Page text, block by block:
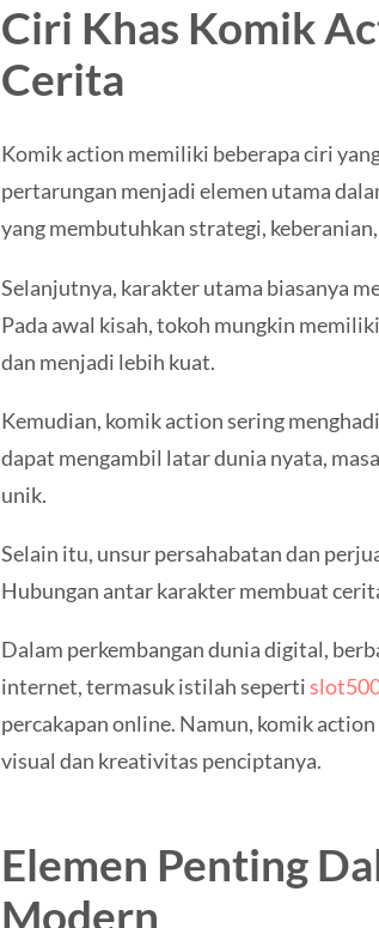
Ciri Khas Komik
Cerita
Komik action memiliki beberapa ciri
pertarungan menjadi elemen utama
yang membutuhkan strategi,
Selanjutnya, karakter utama biasanya
Pada awal kisah, tokoh mungkin
dan menjadi lebih kuat.
Kemudian, komik action sering
dapat mengambil latar dunia nyata,
unik.
Selain itu, unsur persahabatan dan
Hubungan antar karakter membuat
Dalam perkembangan dunia digital,
internet, termasuk istilah seperti
percakapan online. Namun, komik
visual dan kreativitas penciptanya.
Elemen Penting
Modern